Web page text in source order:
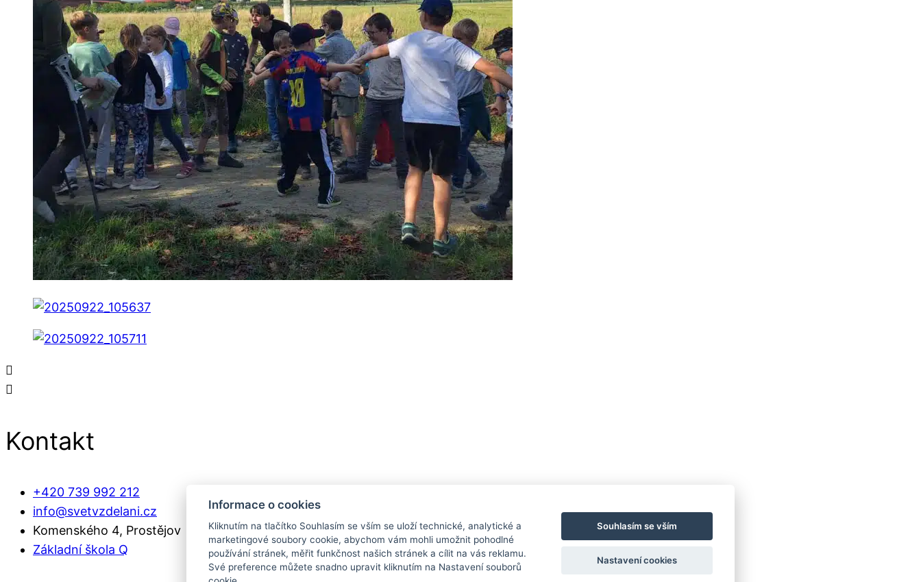
Kontakt
+420 739 992 212
info@svetvzdelani.cz
Komenského 4, Prostějov​
Základní škola Q
Informace o cookies
Kliknutím na tlačítko Souhlasím se vším se uloží technické, analytické a
marketingové soubory cookie, abychom vám mohli umožnit pohodlné
používání stránek, měřit funkčnost našich stránek a cílit na vás reklamu.
Své preference můžete snadno upravit kliknutím na Nastavení souborů
Souhlasím se vším
Nastavení cookies